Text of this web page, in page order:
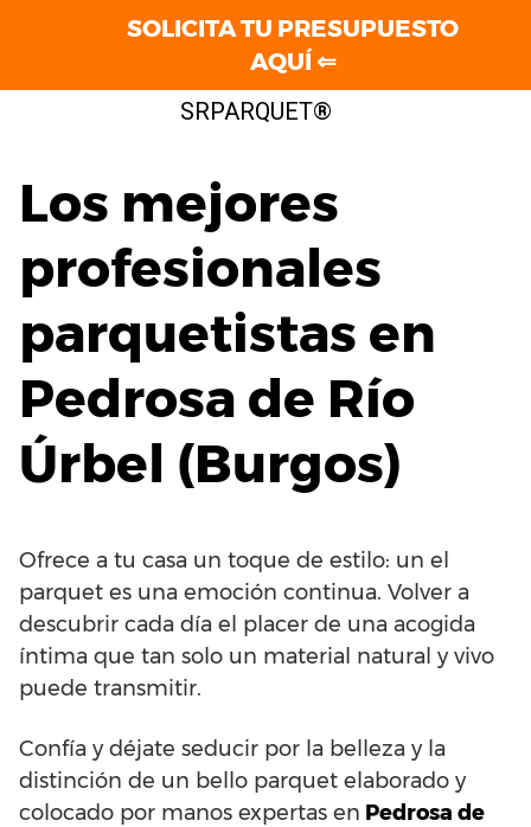
SRPARQUET®
Los mejores
profesionales
parquetistas en
Pedrosa de Río
Úrbel (Burgos)
Ofrece a tu casa un toque de estilo: un el
parquet es una emoción continua. Volver a
descubrir cada día el placer de una acogida
íntima que tan solo un material natural y vivo
puede transmitir.
Confía y déjate seducir por la belleza y la
distinción de un bello parquet elaborado y
colocado por manos expertas en Pedrosa de
SOLICITA TU PRESUPUESTO
AQUÍ ⇐